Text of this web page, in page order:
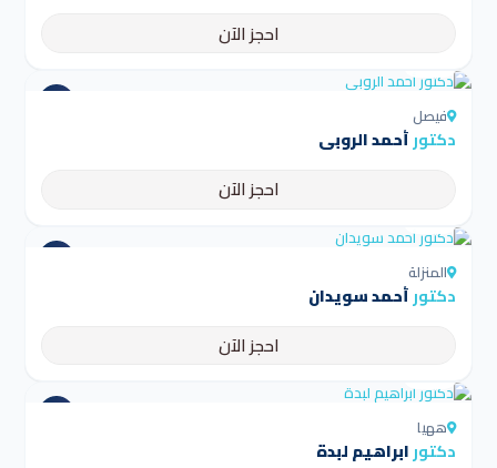
احجز الآن
فيصل
دكتورأحمد الروبى
احجز الآن
المنزلة
دكتورأحمد سويدان
احجز الآن
ههيا
دكتورابراهيم لبدة